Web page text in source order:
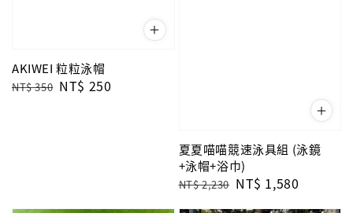
AKIWEI 粒粒泳帽
Regular
NT$ 350 Sale
NT$ 250
夏夏喵喵競速泳具組 (泳鏡
+泳帽+浴巾)
Regular
NT$ 2,230 Sale
NT$ 1,580